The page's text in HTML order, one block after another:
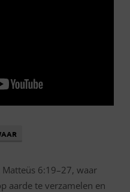
6:19–27, waar
aarde te verzamelen en